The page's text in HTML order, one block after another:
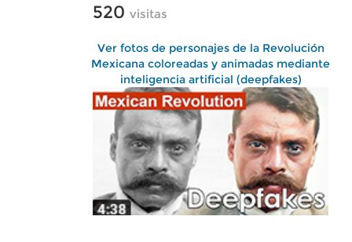
520 visitas
Ver fotos de personajes de la Revolución
Mexicana coloreadas y animadas mediante
inteligencia artificial (deepfakes)